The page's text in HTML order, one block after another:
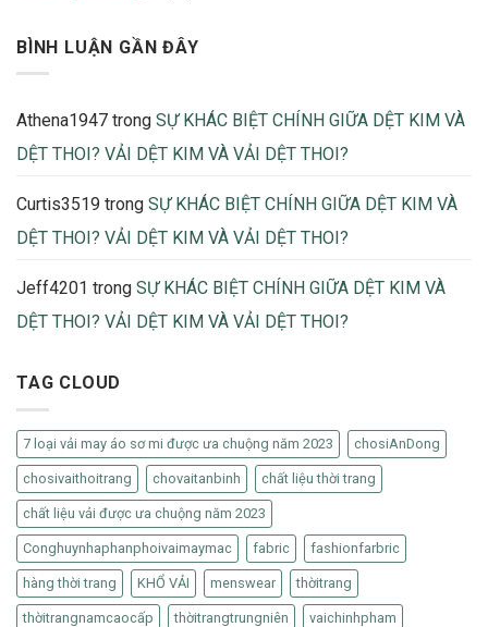
BÌNH LUẬN GẦN ĐÂY
Athena1947 trong SỰ KHÁC BIỆT CHÍNH GIỮA DỆT KIM VÀ
DỆT THOI? VẢI DỆT KIM VÀ VẢI DỆT THOI?
Curtis3519 trong SỰ KHÁC BIỆT CHÍNH GIỮA DỆT KIM VÀ
DỆT THOI? VẢI DỆT KIM VÀ VẢI DỆT THOI?
Jeff4201 trong SỰ KHÁC BIỆT CHÍNH GIỮA DỆT KIM VÀ
DỆT THOI? VẢI DỆT KIM VÀ VẢI DỆT THOI?
TAG CLOUD
7 loại vải may áo sơ mi được ưa chuộng năm 2023 chosiAnDong
chosivaithoitrang chovaitanbinh chất liệu thời trang
chất liệu vải được ưa chuộng năm 2023
Conghuynhaphanphoivaimaymac fabric fashionfarbric
hàng thời trang KHỔ VẢI menswear thờitrang
thờitrangnamcaocấp thờitrangtrungniên vaichinhpham